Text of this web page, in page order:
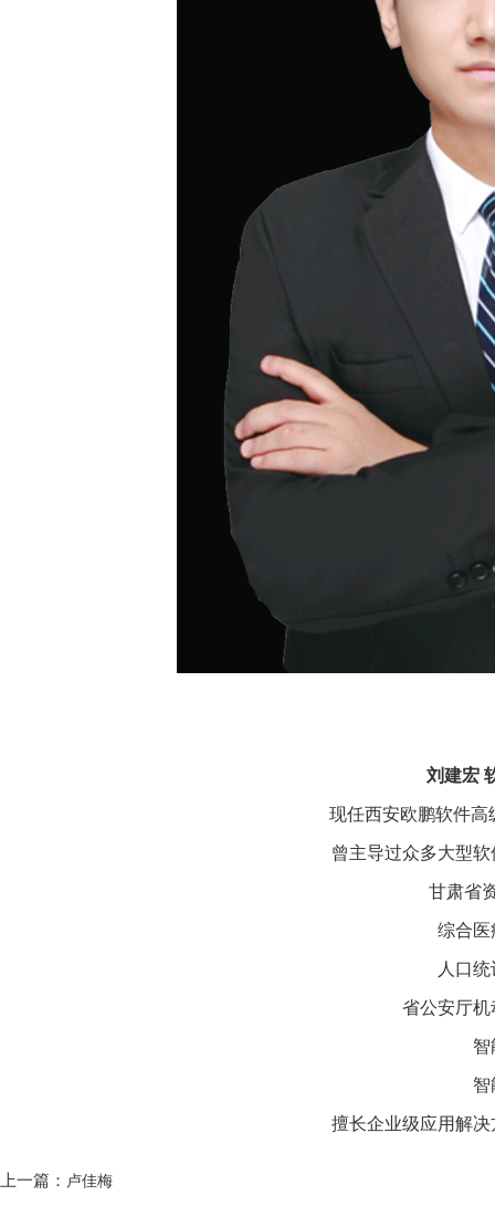
刘建宏
现任西安欧鹏软件
曾主导过众多大型
甘肃省
综合医
人口
省公安厅
智
智
擅长企业级应用解
上一篇： 卢佳梅